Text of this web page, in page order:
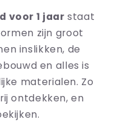
voor 1 jaar staat
zijn groot
inslikken, de
en alles is
materialen. Zo
ontdekken, en